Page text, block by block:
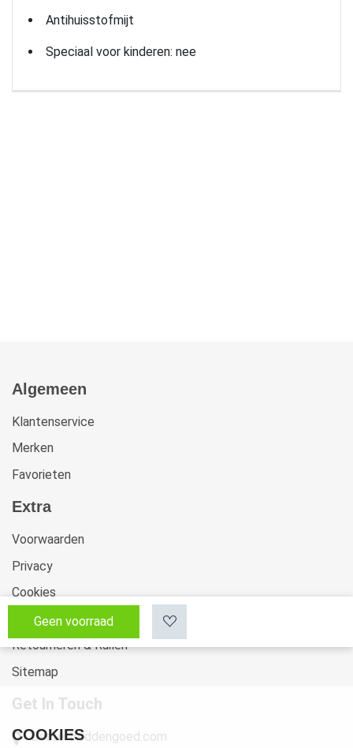
Geen voorraad
Antihuisstofmijt
Speciaal voor kinderen: nee
Algemeen
Klantenservice
Merken
Favorieten
Extra
Voorwaarden
Privacy
Cookies
Klachten
Retourneren & Ruilen
Sitemap
Get In Touch
Beste-Beddengoed.com
COOKIES